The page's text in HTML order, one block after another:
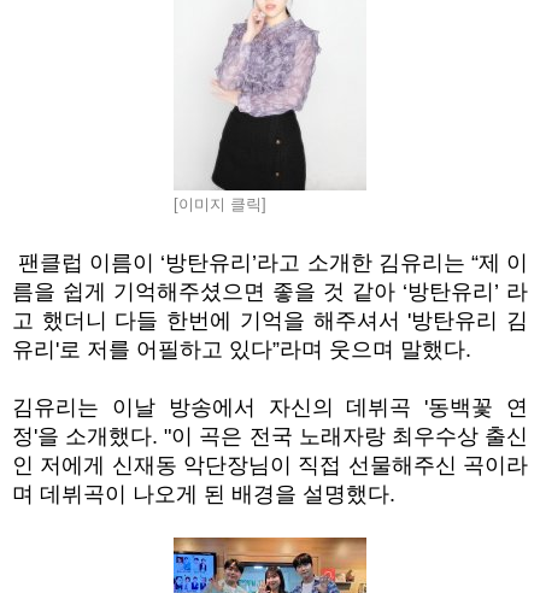
[이미지 클릭]
팬클럽 이름이 ‘방탄유리 ’라고 소개한 김유리는 “제 이
름을 쉽게 기억해주셨으면 좋을 것 같아 ‘방탄유리 ’ 라
고 했더니 다들 한번에 기억을 해주셔서 '방탄유리 김
유리'로 저를 어필하고 있다”라며 웃으며 말했다.
김유리는 이날 방송에서 자신의 데뷔곡 '동백꽃 연
정'을 소개했다. "이 곡은 전국 노래자랑 최우수상 출신
인 저에게 신재동 악단장님이 직접 선물해주신 곡이라
며 데뷔곡이 나오게 된 배경을 설명했다.